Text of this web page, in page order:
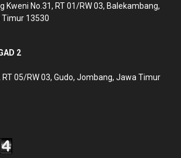
Kweni No.31, RT 01/RW 03, Balekambang,
13530
2
RT 05/RW 03, Gudo, Jombang, Jawa Timur